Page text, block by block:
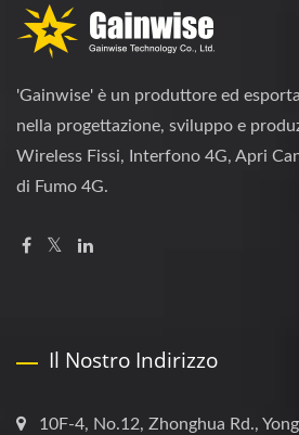
'Gainwise' è un produttore ed
nella progettazione, sviluppo e
Wireless Fissi, Interfono 4G, Apri
di Fumo 4G.
Il Nostro Indirizzo
10F-4, No.12, Zhonghua Rd.,